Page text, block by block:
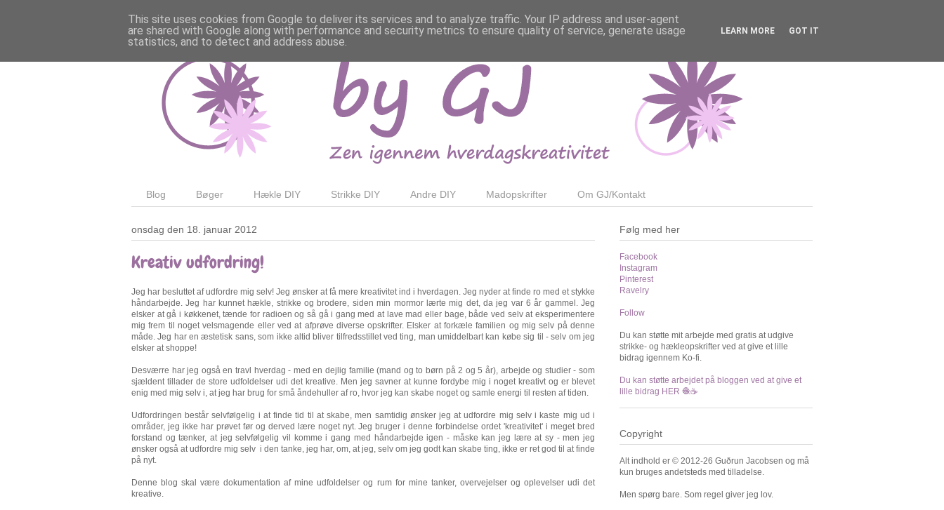
Blog Bøger Hækle DIY Strikke DIY Andre DIY Madopskrifter Om GJ/Kontakt
onsdag den 18. januar 2012
Kreativ udfordring!
Jeg har besluttet af udfordre mig selv! Jeg ønsker at få mere kreativitet ind i hverdagen. Jeg nyder at finde ro med et stykke
håndarbejde. Jeg har kunnet hækle, strikke og brodere, siden min mormor lærte mig det, da jeg var 6 år gammel. Jeg
elsker at gå i køkkenet, tænde for radioen og så gå i gang med at lave mad eller bage, både ved selv at eksperimentere
mig frem til noget velsmagende eller ved at afprøve diverse opskrifter. Elsker at forkæle familien og mig selv på denne
måde. Jeg har en æstetisk sans, som ikke altid bliver tilfredsstillet ved ting, man umiddelbart kan købe sig til - selv om jeg
elsker at shoppe!
Desværre har jeg også en travl hverdag - med en dejlig familie (mand og to børn på 2 og 5 år), arbejde og studier - som
sjældent tillader de store udfoldelser udi det kreative. Men jeg savner at kunne fordybe mig i noget kreativt og er blevet
enig med mig selv i, at jeg har brug for små åndehuller af ro, hvor jeg kan skabe noget og samle energi til resten af tiden.
Udfordringen består selvfølgelig i at finde tid til at skabe, men samtidig ønsker jeg at udfordre mig selv i kaste mig ud i
områder, jeg ikke har prøvet før og derved lære noget nyt. Jeg bruger i denne forbindelse ordet 'kreativitet' i meget bred
forstand og tænker, at jeg selvfølgelig vil komme i gang med håndarbejde igen - måske kan jeg lære at sy - men jeg
ønsker også at udfordre mig selv i den tanke, jeg har, om, at jeg, selv om jeg godt kan skabe ting, ikke er ret god til at finde
på nyt.
Denne blog skal være dokumentation af mine udfoldelser og rum for mine tanker, overvejelser og oplevelser udi det
kreative.
Følg med her
Facebook
Instagram
Pinterest
Ravelry
Follow
Du kan støtte mit arbejde med gratis at udgive
strikke- og hækleopskrifter ved at give et lille
bidrag igennem Ko-fi.
Du kan støtte arbejdet på bloggen ved at give et
lille bidrag HER 🧶☕️
Copyright
Alt indhold er © 2012-26 Guðrun Jacobsen og må
kun bruges andetsteds med tilladelse.
Men spørg bare. Som regel giver jeg lov.
This site uses cookies from Google to deliver its services and to analyze traffic. Your IP address and user-agent
are shared with Google along with performance and security metrics to ensure quality of service, generate usage
statistics, and to detect and address abuse.
LEARN MORE GOT IT